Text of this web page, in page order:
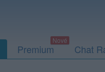
Premium Chat